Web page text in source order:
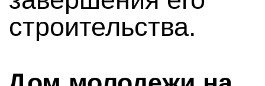
строительства.